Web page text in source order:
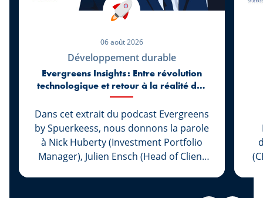
06 août 2026
Développement durable
Evergreens Insights : Entre révolution
technologique et retour à la réalité des
marchés
Dans cet extrait du podcast Evergreens
by Spuerkeess, nous donnons la parole
à Nick Huberty (Investment Portfolio
Manager), Julien Ensch (Head of Client